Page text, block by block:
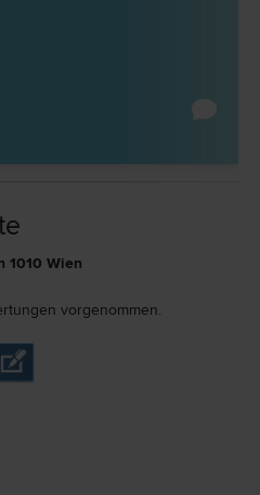
1010 Wien
vorgenommen.